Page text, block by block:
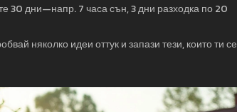
30 дни—напр. 7 часа сън, 3 дни разходка по 20
няколко идеи оттук и запази тези, които ти се